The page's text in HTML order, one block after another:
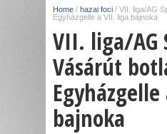
Home / hazai foci / VII. liga/AG
Egyházgelle a VII. liga bajnoka
VII. liga/AG
Vásárút
bajnoka